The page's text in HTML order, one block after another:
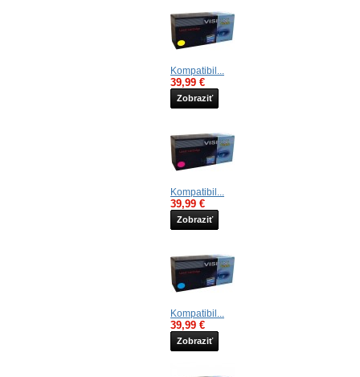
Kompatibil...
39,99 €
Zobraziť
Kompatibil...
39,99 €
Zobraziť
Kompatibil...
39,99 €
Zobraziť